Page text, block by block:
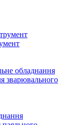
обладнання
зварювального